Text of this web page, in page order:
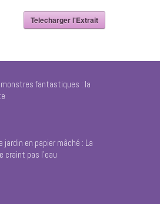
Telecharger l'Extrait
fantastiques : la
jardin en papier mâché : La
craint pas l’eau